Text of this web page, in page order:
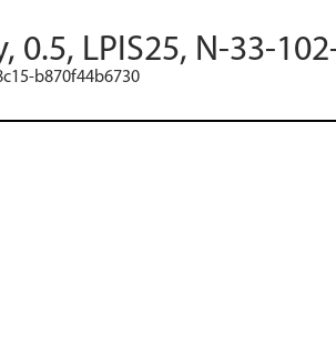
0.5, LPIS25, N-33-
b870f44b6730